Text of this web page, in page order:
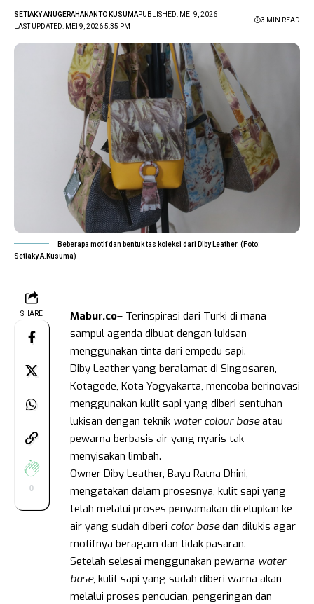
LAST UPDATED: MEI 9, 2026 5:35 PM
SETIAKY ANUGERAHANANTO KUSUMAPUBLISHED: MEI 9, 2026
3 MIN READ
Beberapa motif dan bentuk tas koleksi dari Diby Leather. (Foto:
Setiaky.A.Kusuma)
SHARE
0
Mabur.co– Terinspirasi dari Turki di mana
sampul agenda dibuat dengan lukisan
menggunakan tinta dari empedu sapi.
Diby Leather yang beralamat di Singosaren,
Kotagede, Kota Yogyakarta, mencoba berinovasi
menggunakan kulit sapi yang diberi sentuhan
lukisan dengan teknik water colour baseatau
pewarna berbasis air yang nyaris tak
menyisakan limbah.
Owner Diby Leather, Bayu Ratna Dhini,
mengatakan dalam prosesnya, kulit sapi yang
telah melalui proses penyamakan dicelupkan ke
air yang sudah diberi color basedan dilukis agar
motifnya beragam dan tidak pasaran.
Setelah selesai menggunakan pewarna water
base, kulit sapi yang sudah diberi warna akan
melalui proses pencucian, pengeringan dan